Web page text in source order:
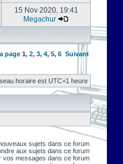
15 Nov 2020, 19:41
Megachur
page 1, 2, 3, 4, 5, 6 Suivant
horaire est UTC+1 heure
sujets dans ce forum
aux sujets dans ce forum
vos messages dans ce forum